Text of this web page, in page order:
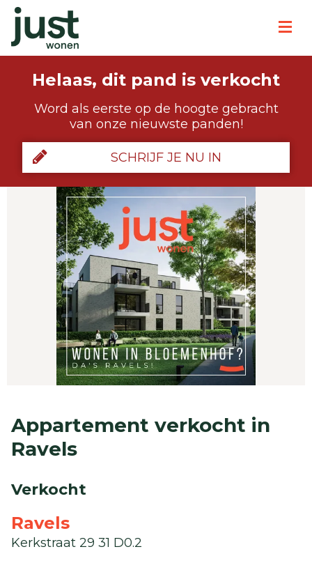
Helaas, dit pand is verkocht
Word als eerste op de hoogte gebracht
van onze nieuwste panden!
SCHRIJF JE NU IN
Appartement verkocht in
Ravels
Verkocht
Ravels
Kerkstraat 29 31 D0.2